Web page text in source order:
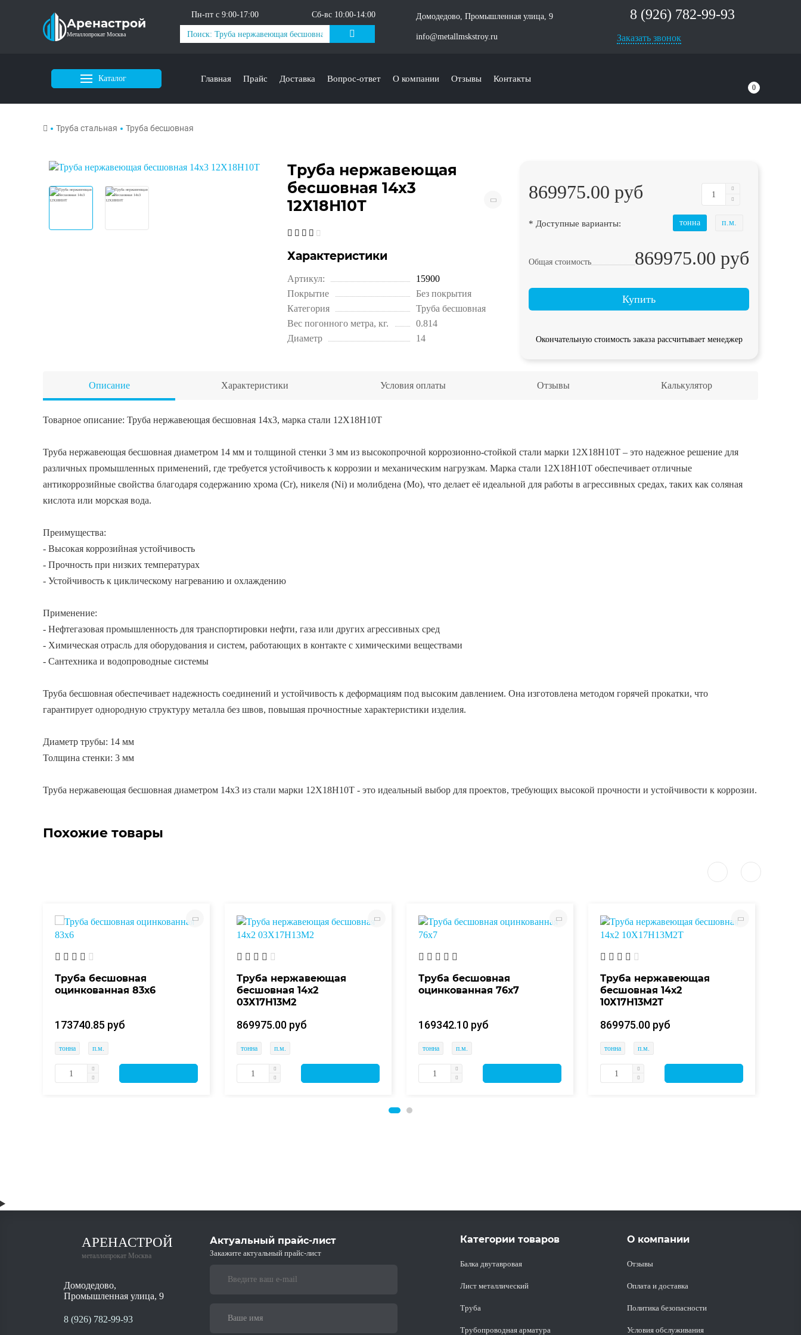
Аренастрой
Металлопрокат Москва
Пн-пт с 9:00-17:00 Сб-вс 10:00-14:00 Домодедово, Промышленная улица, 9
info@metallmskstroy.ru
8 (926) 782-99-93
Заказать звонок
Каталог Главная Прайс Доставка Вопрос-ответ О компании Отзывы Контакты
0
Труба стальная Труба бесшовная
Труба нержавеющая
бесшовная 14х3
12Х18Н10Т
Характеристики
Артикул:
15900
Покрытие
Без покрытия
Категория
Труба бесшовная
Вес погонного метра, кг.
0.814
Диаметр
14
869975.00 руб
* Доступные варианты: тонна п.м.
Общая стоимость 869975.00 руб
Купить
Окончательную стоимость заказа рассчитывает менеджер
Описание Характеристики Условия оплаты Отзывы Калькулятор
Товарное описание: Труба нержавеющая бесшовная 14х3, марка стали 12Х18Н10Т
Труба нержавеющая бесшовная диаметром 14 мм и толщиной стенки 3 мм из высокопрочной коррозионно-стойкой стали марки 12Х18Н10Т – это надежное решение для
различных промышленных применений, где требуется устойчивость к коррозии и механическим нагрузкам. Марка стали 12Х18Н10Т обеспечивает отличные
антикоррозийные свойства благодаря содержанию хрома (Cr), никеля (Ni) и молибдена (Mo), что делает её идеальной для работы в агрессивных средах, таких как соляная
кислота или морская вода.
Преимущества:
- Высокая коррозийная устойчивость
- Прочность при низких температурах
- Устойчивость к циклическому нагреванию и охлаждению
Применение:
- Нефтегазовая промышленность для транспортировки нефти, газа или других агрессивных сред
- Химическая отрасль для оборудования и систем, работающих в контакте с химическими веществами
- Сантехника и водопроводные системы
Труба бесшовная обеспечивает надежность соединений и устойчивость к деформациям под высоким давлением. Она изготовлена методом горячей прокатки, что
гарантирует однородную структуру металла без швов, повышая прочностные характеристики изделия.
Диаметр трубы: 14 мм
Толщина стенки: 3 мм
Труба нержавеющая бесшовная диаметром 14х3 из стали марки 12Х18Н10Т - это идеальный выбор для проектов, требующих высокой прочности и устойчивости к коррозии.
Похожие товары
Труба бесшовная
оцинкованная 83х6
173740.85 руб
тонна п.м.
Труба нержавеющая
бесшовная 14х2
03Х17Н13М2
869975.00 руб
тонна п.м.
Труба бесшовная
оцинкованная 76х7
169342.10 руб
тонна п.м.
Труба нержавеющая
бесшовная 14х2
10Х17Н13М2Т
869975.00 руб
тонна п.м.
АРЕНАСТРОЙ
металлопрокат Москва
Домодедово,
Промышленная улица, 9
8 (926) 782-99-93
Актуальный прайс-лист
Закажите актуальный прайс-лист
Категории товаров
Балка двутавровая
Лист металлический
Труба
Трубопроводная арматура
О компании
Отзывы
Оплата и доставка
Политика безопасности
Условия обслуживания